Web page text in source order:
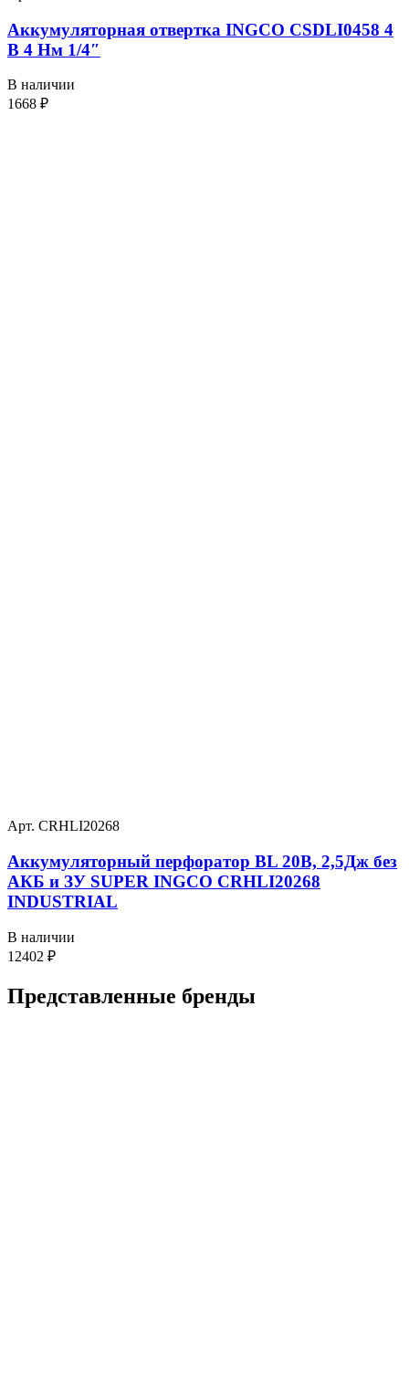
Аккумуляторная отвертка INGCO CSDLI0458 4
В 4 Нм 1/4″
В наличии
1668 ₽
Арт. CRHLI20268
Аккумуляторный перфоратор BL 20В, 2,5Дж без
АКБ и ЗУ SUPER INGCO CRHLI20268
INDUSTRIAL
В наличии
12402 ₽
Представленные бренды